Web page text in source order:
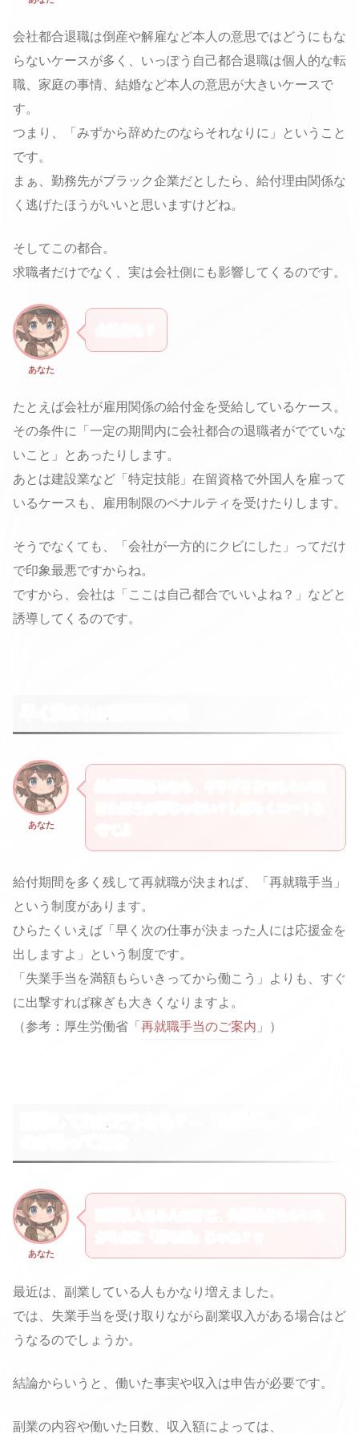
会社都合退職は倒産や解雇など本人の意思ではどうにもな
らないケースが多く、いっぽう自己都合退職は個人的な転
職、家庭の事情、結婚など本人の意思が大きいケースで
す。
つまり、「みずから辞めたのならそれなりに」ということ
です。
まぁ、勤務先がブラック企業だとしたら、給付理由関係な
く逃げたほうがいいと思いますけどね。
そしてこの都合。
求職者だけでなく、実は会社側にも影響してくるのです。
あなた
たとえば会社が雇用関係の給付金を受給しているケース。
その条件に「一定の期間内に会社都合の退職者がでていな
いこと」とあったりします。
あとは建設業など「特定技能」在留資格で外国人を雇って
いるケースも、雇用制限のペナルティを受けたりします。
そうでなくても、「会社が一方的にクビにした」ってだけ
で印象最悪ですからね。
ですから、会社は「ここは自己都合でいいよね？」などと
誘導してくるのです。
あなた
給付期間を多く残して再就職が決まれば、「再就職手当」
という制度があります。
ひらたくいえば「早く次の仕事が決まった人には応援金を
出しますよ」という制度です。
「失業手当を満額もらいきってから働こう」よりも、すぐ
に出撃すれば稼ぎも大きくなりますよ。
（参考：厚生労働省「 再就職手当のご案内 」）
あなた
最近は、副業している人もかなり増えました。
では、失業手当を受け取りながら副業収入がある場合はど
うなるのでしょうか。
結論からいうと、働いた事実や収入は申告が必要です。
副業の内容や働いた日数、収入額によっては、